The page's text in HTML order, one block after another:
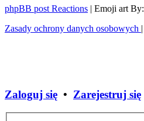
phpBB post Reactions | Emoji art By:
Zasady ochrony danych osobowych |
Zaloguj się • Zarejestruj się